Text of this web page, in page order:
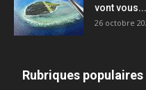
vont vous...
26 octobre
Rubriques populaires